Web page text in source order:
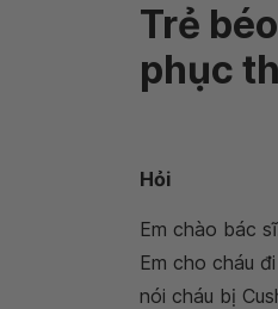
Trẻ
phục
Hỏi
Em chào bác
Em cho cháu
nói cháu bị